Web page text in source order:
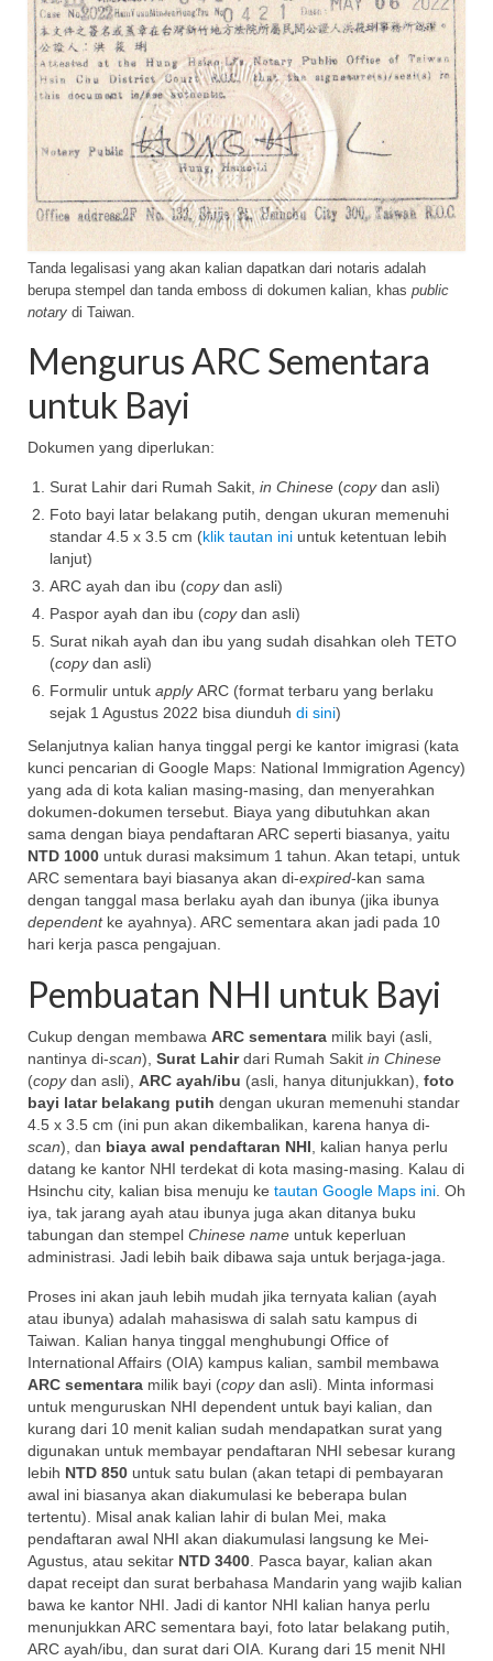
Tanda legalisasi yang akan kalian dapatkan dari notaris adalah
berupa stempel dan tanda emboss di dokumen kalian, khas public
notary di Taiwan.
Mengurus ARC Sementara
untuk Bayi
Dokumen yang diperlukan:
Surat Lahir dari Rumah Sakit, in Chinese (copydan asli)
Foto bayi latar belakang putih, dengan ukuran memenuhi
standar 4.5 x 3.5 cm (klik tautan ini untuk ketentuan lebih
lanjut)
ARC ayah dan ibu (copydan asli)
Paspor ayah dan ibu (copydan asli)
Surat nikah ayah dan ibu yang sudah disahkan oleh TETO
(copydan asli)
Formulir untuk applyARC (format terbaru yang berlaku
sejak 1 Agustus 2022 bisa diunduh di sini)
Selanjutnya kalian hanya tinggal pergi ke kantor imigrasi (kata
kunci pencarian di Google Maps: National Immigration Agency)
yang ada di kota kalian masing-masing, dan menyerahkan
dokumen-dokumen tersebut. Biaya yang dibutuhkan akan
sama dengan biaya pendaftaran ARC seperti biasanya, yaitu
NTD 1000 untuk durasi maksimum 1 tahun. Akan tetapi, untuk
ARC sementara bayi biasanya akan di-expired-kan sama
dengan tanggal masa berlaku ayah dan ibunya (jika ibunya
dependentke ayahnya). ARC sementara akan jadi pada 10
hari kerja pasca pengajuan.
Pembuatan NHI untuk Bayi
Cukup dengan membawa ARC sementara milik bayi (asli,
nantinya di-scan), Surat Lahirdari Rumah Sakit in Chinese
(copydan asli), ARC ayah/ibu (asli, hanya ditunjukkan), foto
bayi latar belakang putih dengan ukuran memenuhi standar
4.5 x 3.5 cm (ini pun akan dikembalikan, karena hanya di-
scan), dan biaya awal pendaftaran NHI , kalian hanya perlu
datang ke kantor NHI terdekat di kota masing-masing. Kalau di
Hsinchu city, kalian bisa menuju ke tautan Google Maps ini . Oh
iya, tak jarang ayah atau ibunya juga akan ditanya buku
tabungan dan stempel Chinese name untuk keperluan
administrasi. Jadi lebih baik dibawa saja untuk berjaga-jaga.
Proses ini akan jauh lebih mudah jika ternyata kalian (ayah
atau ibunya) adalah mahasiswa di salah satu kampus di
Taiwan. Kalian hanya tinggal menghubungi Office of
International Affairs (OIA) kampus kalian, sambil membawa
ARC sementara milik bayi (copydan asli). Minta informasi
untuk menguruskan NHI dependent untuk bayi kalian, dan
kurang dari 10 menit kalian sudah mendapatkan surat yang
digunakan untuk membayar pendaftaran NHI sebesar kurang
lebih NTD 850 untuk satu bulan (akan tetapi di pembayaran
awal ini biasanya akan diakumulasi ke beberapa bulan
tertentu). Misal anak kalian lahir di bulan Mei, maka
pendaftaran awal NHI akan diakumulasi langsung ke Mei-
Agustus, atau sekitar NTD 3400 . Pasca bayar, kalian akan
dapat receipt dan surat berbahasa Mandarin yang wajib kalian
bawa ke kantor NHI. Jadi di kantor NHI kalian hanya perlu
menunjukkan ARC sementara bayi, foto latar belakang putih,
ARC ayah/ibu, dan surat dari OIA. Kurang dari 15 menit NHI